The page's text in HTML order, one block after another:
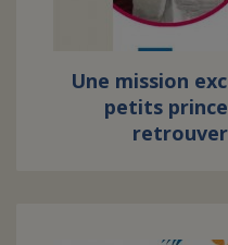
Une mission
petits